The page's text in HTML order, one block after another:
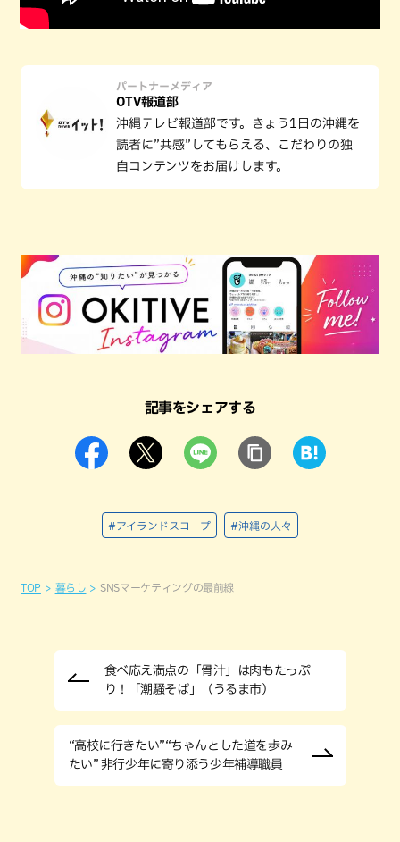
パートナーメディア
OTV報道部
沖縄テレビ報道部です。きょう1日の沖縄を
読者に”共感”してもらえる、こだわりの独
自コンテンツをお届けします。
記事をシェアする
#アイランドスコープ #沖縄の人々
TOP 暮らし SNSマーケティングの最前線
食べ応え満点の「骨汁」は肉もたっぷ
り！「潮騒そば」（うるま市）
“高校に行きたい”“ちゃんとした道を歩み
たい” 非行少年に寄り添う少年補導職員